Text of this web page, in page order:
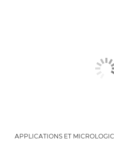
APPLICATIONS ET